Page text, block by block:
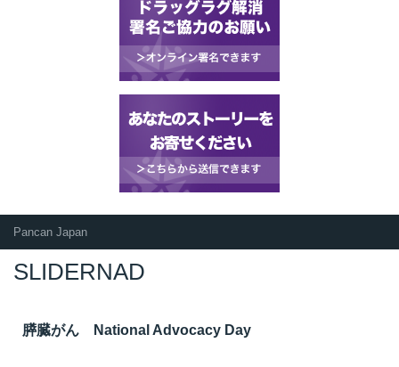
Pancan Japan
SLIDERNAD
膵臓がん National Advocacy Day